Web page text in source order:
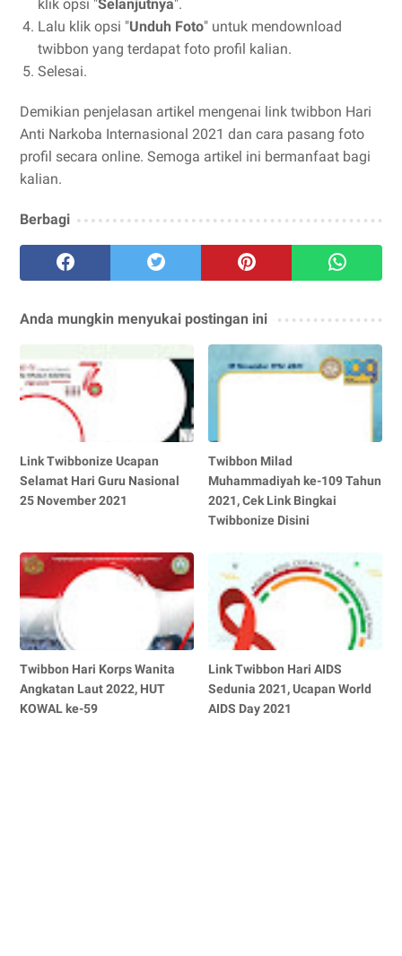
klik opsi "Selanjutnya".
Lalu klik opsi "Unduh Foto" untuk mendownload
twibbon yang terdapat foto profil kalian.
Selesai.
Demikian penjelasan artikel mengenai link twibbon Hari
Anti Narkoba Internasional 2021 dan cara pasang foto
profil secara online. Semoga artikel ini bermanfaat bagi
kalian.
Berbagi
Anda mungkin menyukai postingan ini
Link Twibbonize Ucapan
Selamat Hari Guru Nasional
25 November 2021
Twibbon Milad
Muhammadiyah ke-109 Tahun
2021, Cek Link Bingkai
Twibbonize Disini
Twibbon Hari Korps Wanita
Angkatan Laut 2022, HUT
KOWAL ke-59
Link Twibbon Hari AIDS
Sedunia 2021, Ucapan World
AIDS Day 2021